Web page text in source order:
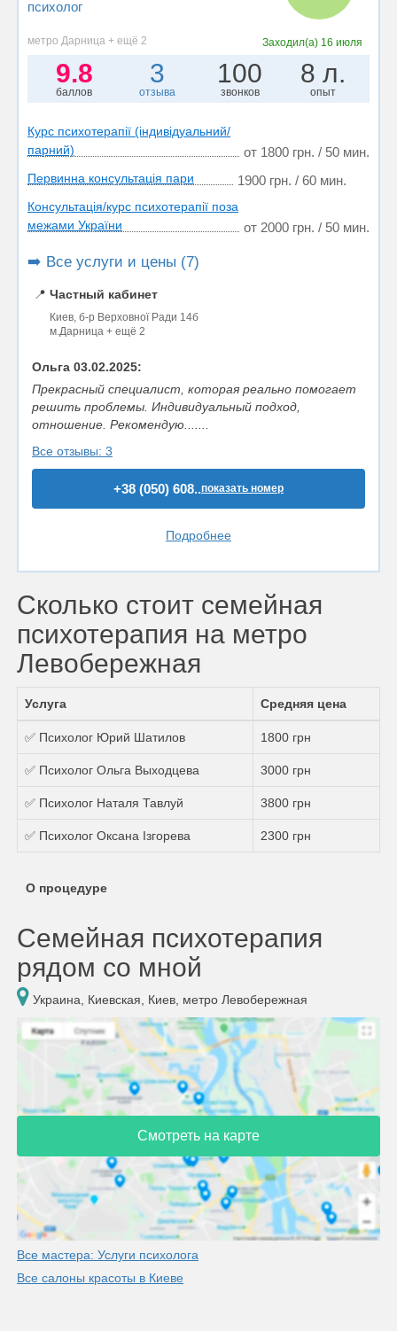
психолог
метро Дарница + ещё 2 Заходил(а) 16 июля
9.8
баллов
3
отзыва
100
звонков
8 л.
опыт
Курс психотерапії (індивідуальний/
парний)
от 1800 грн. / 50 мин.
Первинна консультація пари 1900 грн. / 60 мин.
Консультація/курс психотерапії поза
межами України
от 2000 грн. / 50 мин.
➡️ Все услуги и цены (7)
📍 Частный кабинет
Киев, б-р Верховної Ради 14б
м.Дарница + ещё 2
Ольга 03.02.2025:
Прекрасный специалист, которая реально помогает
решить проблемы. Индивидуальный подход,
отношение. Рекомендую.......
Все отзывы: 3
+38 (050) 608..показать номер
Подробнее
Сколько стоит семейная
психотерапия на метро
Левобережная
Услуга Средняя цена
✅ Психолог Юрий Шатилов 1800 грн
✅ Психолог Ольга Выходцева 3000 грн
✅ Психолог Наталя Тавлуй 3800 грн
✅ Психолог Оксана Ізгорева 2300 грн
О процедуре
Семейная психотерапия
рядом со мной
Украина, Киевская, Киев, метро Левобережная
Смотреть на карте
Все мастера: Услуги психолога
Все салоны красоты в Киеве